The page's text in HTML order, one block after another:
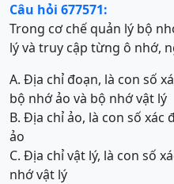
Câu hỏi 677571:
Trong cơ chế quản lý bộ
lý và truy cập từng ô nhớ,
A. Địa chỉ đoạn, là con số
bộ nhớ ảo và bộ nhớ vật lý
B. Địa chỉ ảo, là con số
ảo
C. Địa chỉ vật lý, là con số
nhớ vật lý